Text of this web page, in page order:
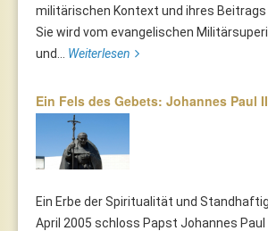
militärischen Kontext und ihres Beitrags
Sie wird vom evangelischen
und... Weiterlesen
Ein Fels des Gebets: Johannes Paul
Ein Erbe der Spiritualität und
April 2005 schloss Papst Johannes Paul